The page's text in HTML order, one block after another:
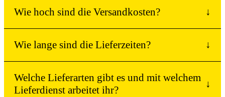
Wie hoch sind die Versandkosten? ↓
Wie lange sind die Lieferzeiten? ↓
Welche Lieferarten gibt es und mit welchem
Lieferdienst arbeitet ihr?
↓